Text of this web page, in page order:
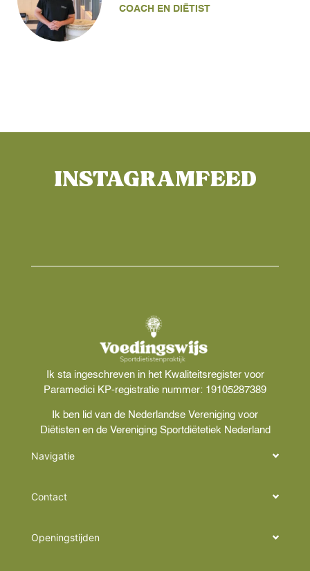
COACH EN DIËTIST
INSTAGRAMFEED
Ik sta ingeschreven in het Kwaliteitsregister voor
Paramedici KP-registratie nummer: 19105287389
Ik ben lid van de Nederlandse Vereniging voor
Diëtisten en de Vereniging Sportdiëtetiek Nederland
Navigatie
Contact
Openingstijden